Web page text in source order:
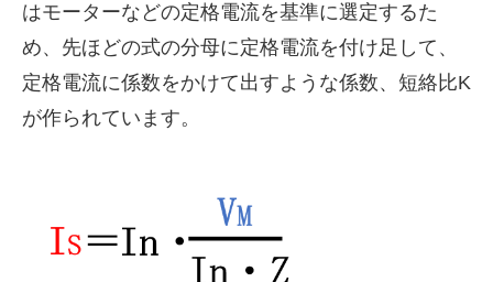
はモーターなどの定格電流を基準に選定するた
め、先ほどの式の分母に定格電流を付け足して、
定格電流に係数をかけて出すような係数、短絡比K
が作られています。